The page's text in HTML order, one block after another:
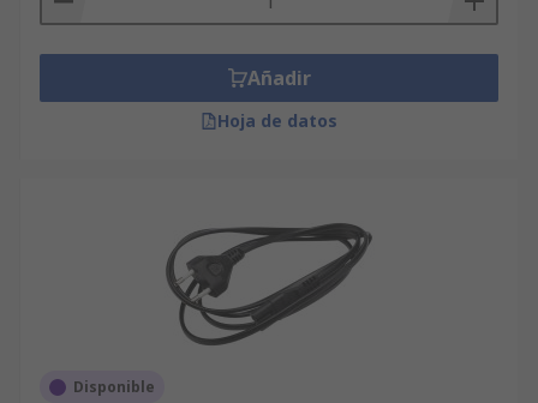
Añadir
Hoja de datos
Disponible